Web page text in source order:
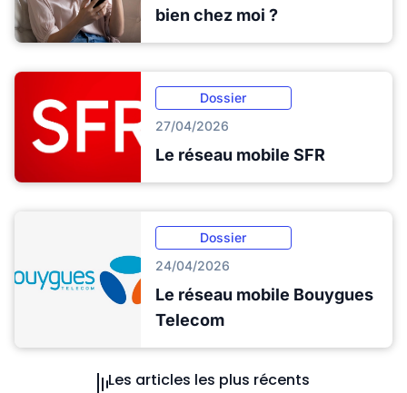
bien chez moi ?
Dossier
27/04/2026
Le réseau mobile SFR
Dossier
24/04/2026
Le réseau mobile Bouygues
Telecom
Les articles les plus récents